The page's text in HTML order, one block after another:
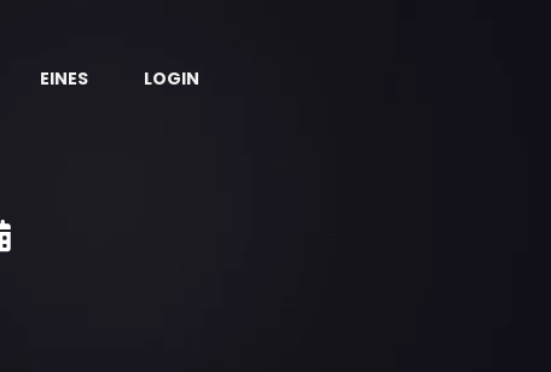
EINES LOGIN